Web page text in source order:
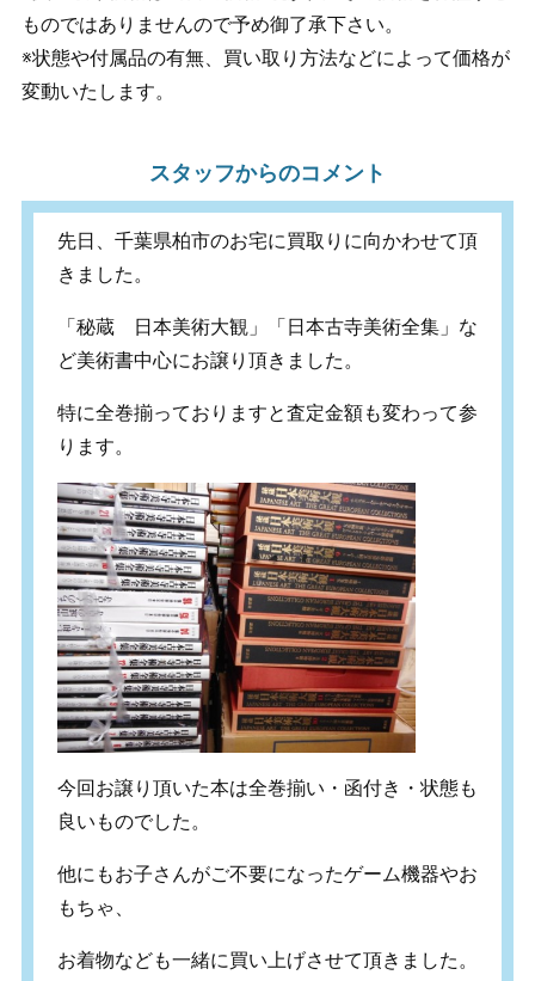
ものではありませんので予め御了承下さい。
※状態や付属品の有無、買い取り方法などによって価格が
変動いたします。
スタッフからのコメント
先日、千葉県柏市のお宅に買取りに向かわせて頂
きました。
「秘蔵 日本美術大観」「日本古寺美術全集」な
ど美術書中心にお譲り頂きました。
特に全巻揃っておりますと査定金額も変わって参
ります。
今回お譲り頂いた本は全巻揃い・函付き・状態も
良いものでした。
他にもお子さんがご不要になったゲーム機器やお
もちゃ、
お着物なども一緒に買い上げさせて頂きました。